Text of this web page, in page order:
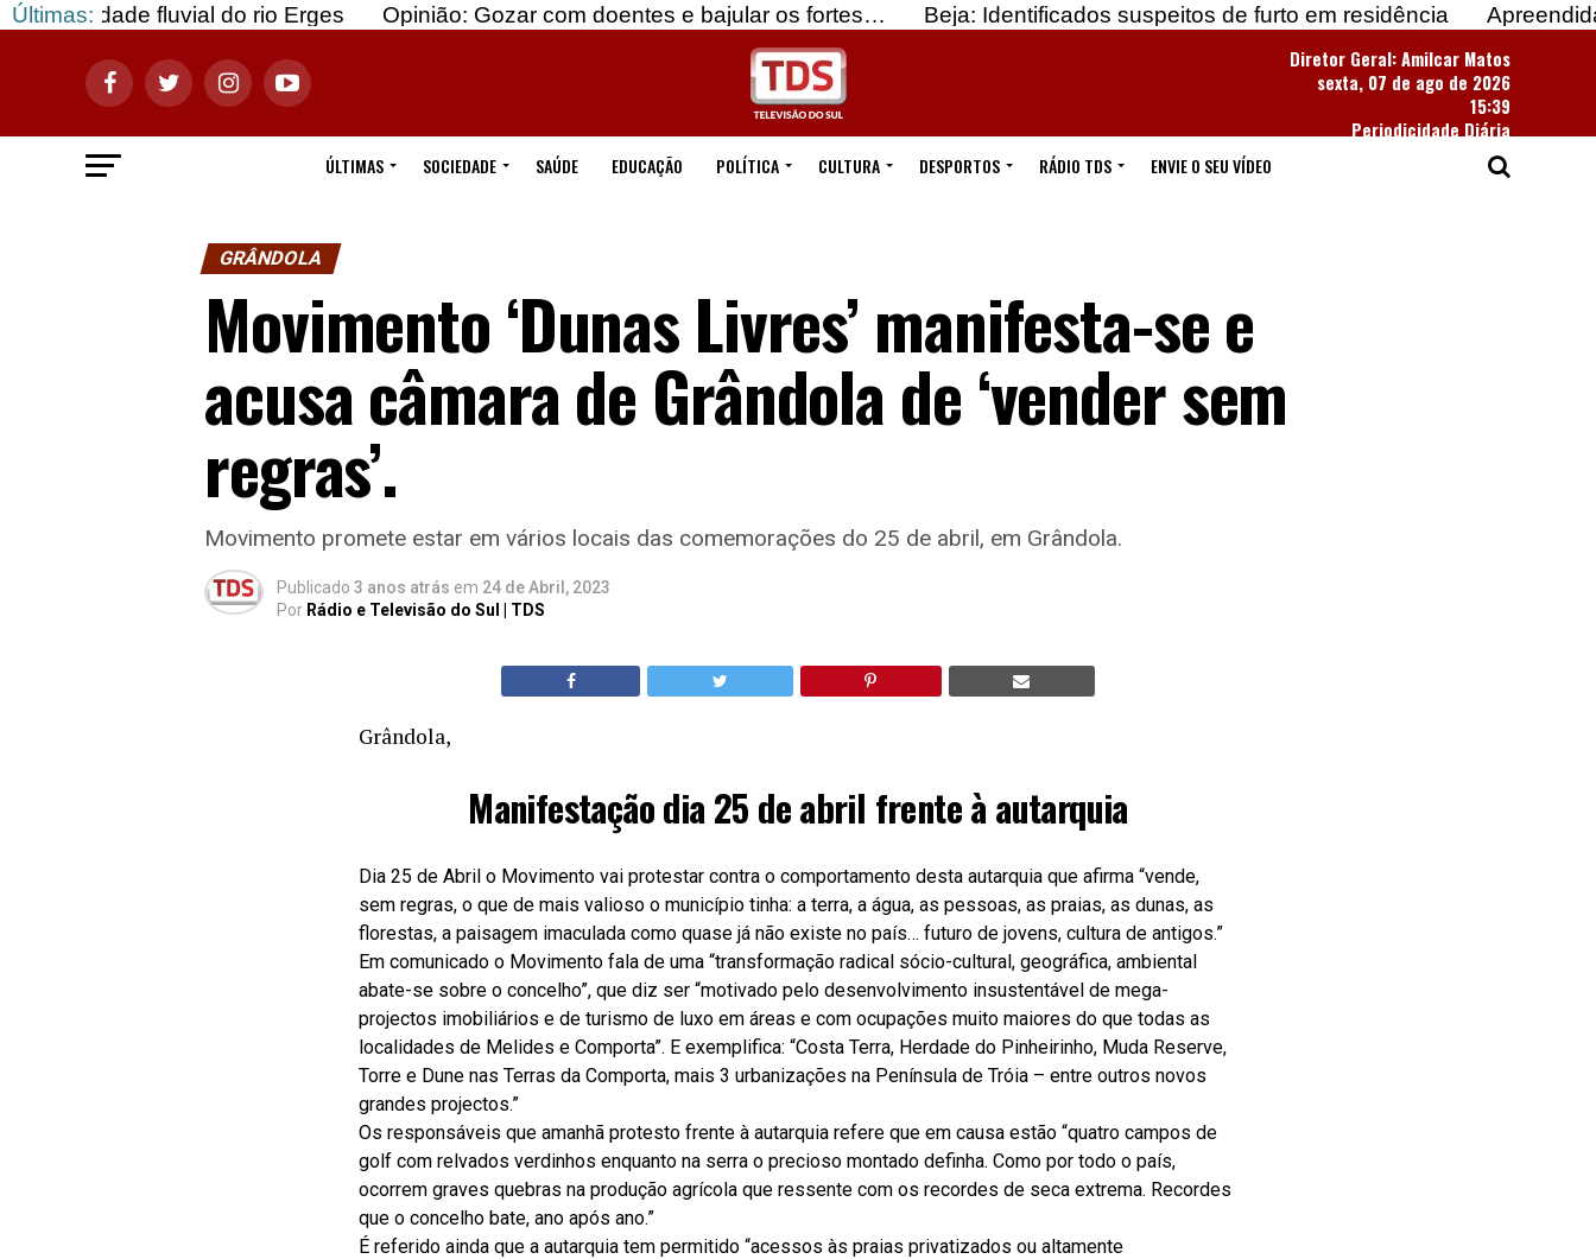
Últimas:fluvial do rio Erges Opinião: Gozar com doentes e bajular os fortes… Beja: Identificados suspeitos de furto em residência
Apreendidas mais
Diretor Geral: Amilcar Matos
sexta, 07 de ago de 2026
15:39
Periodicidade Diária
ÚLTIMAS
SOCIEDADE SAÚDE EDUCAÇÃO POLÍTICA CULTURA DESPORTOS RÁDIO TDS ENVIE O SEU VÍDEO
GRÂNDOLA
Movimento ‘Dunas Livres’ manifesta-se e
acusa câmara de Grândola de ‘vender sem
regras’.
Movimento promete estar em vários locais das comemorações do 25 de abril, em Grândola.
Publicado 3 anos atrás em 24 de Abril, 2023
Por Rádio e Televisão do Sul | TDS
Grândola,
Manifestação dia 25 de abril frente à autarquia
Dia 25 de Abril o Movimento vai protestar contra o comportamento desta autarquia que afirma “vende,
sem regras, o que de mais valioso o município tinha: a terra, a água, as pessoas, as praias, as dunas, as
florestas, a paisagem imaculada como quase já não existe no país… futuro de jovens, cultura de antigos.”
Em comunicado o Movimento fala de uma “transformação radical sócio-cultural, geográfica, ambiental
abate-se sobre o concelho”, que diz ser “motivado pelo desenvolvimento insustentável de mega-
projectos imobiliários e de turismo de luxo em áreas e com ocupações muito maiores do que todas as
localidades de Melides e Comporta”. E exemplifica: “Costa Terra, Herdade do Pinheirinho, Muda Reserve,
Torre e Dune nas Terras da Comporta, mais 3 urbanizações na Península de Tróia – entre outros novos
grandes projectos.”
Os responsáveis que amanhã protesto frente à autarquia refere que em causa estão “quatro campos de
golf com relvados verdinhos enquanto na serra o precioso montado definha. Como por todo o país,
ocorrem graves quebras na produção agrícola que ressente com os recordes de seca extrema. Recordes
que o concelho bate, ano após ano.”
É referido ainda que a autarquia tem permitido “acessos às praias privatizados ou altamente